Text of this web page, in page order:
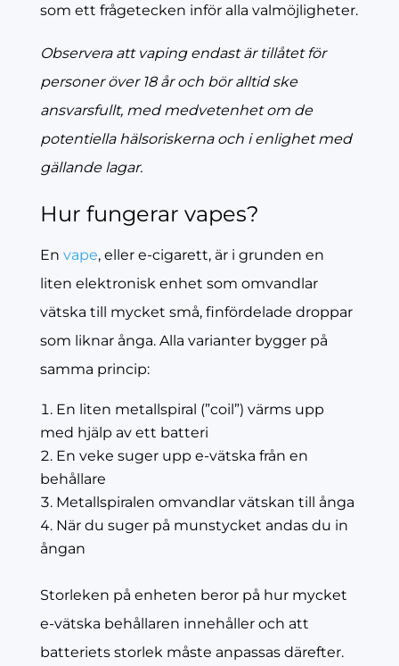
som ett frågetecken inför alla valmöjligheter.
Observera att vaping endast är tillåtet för
personer över 18 år och bör alltid ske
ansvarsfullt, med medvetenhet om de
potentiella hälsoriskerna och i enlighet med
gällande lagar.
Hur fungerar vapes?
En vape, eller e-cigarett, är i grunden en
liten elektronisk enhet som omvandlar
vätska till mycket små, finfördelade droppar
som liknar ånga. Alla varianter bygger på
samma princip:
En liten metallspiral (”coil”) värms upp
med hjälp av ett batteri
En veke suger upp e-vätska från en
behållare
Metallspiralen omvandlar vätskan till ånga
När du suger på munstycket andas du in
ångan
Storleken på enheten beror på hur mycket
e-vätska behållaren innehåller och att
batteriets storlek måste anpassas därefter.